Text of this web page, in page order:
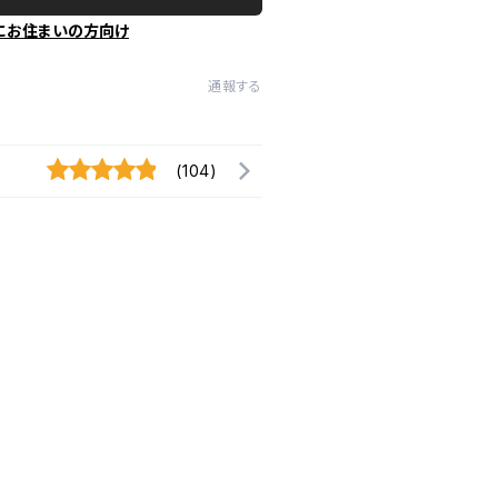
お住まいの方向け
通報する
(104)